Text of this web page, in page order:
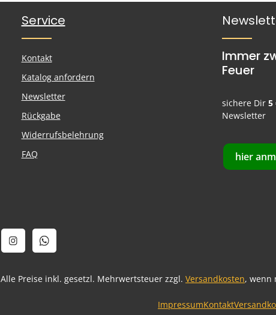
Service
Kontakt
Katalog anfordern
Newsletter
Rückgabe
Widerrufsbelehrung
FAQ
Immer
Feuer
sichere Dir5
Newsletter
hier
Alle Preise inkl. gesetzl. Mehrwertsteuer zzgl. Versandkosten, wenn
ImpressumKontakt